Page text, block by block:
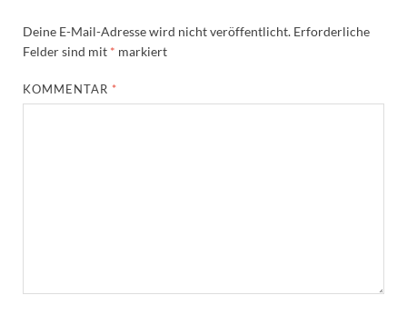
Deine E-Mail-Adresse wird nicht veröffentlicht. Erforderliche
Felder sind mit * markiert
KOMMENTAR *